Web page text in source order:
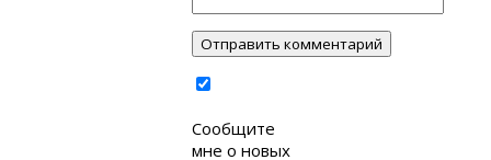
Сообщите
мне о новых